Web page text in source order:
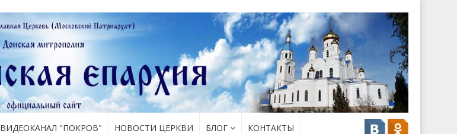
ВИДЕОКАНАЛ "ПОКРОВ" НОВОСТИ ЦЕРКВИ БЛОГ КОНТАКТЫ